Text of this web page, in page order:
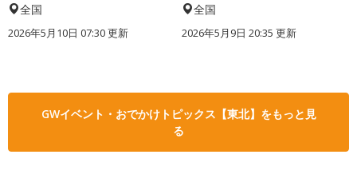
全国
2026年5月10日 07:30 更新
全国
2026年5月9日 20:35 更新
GWイベント・おでかけトピックス【東北】をもっと見
る